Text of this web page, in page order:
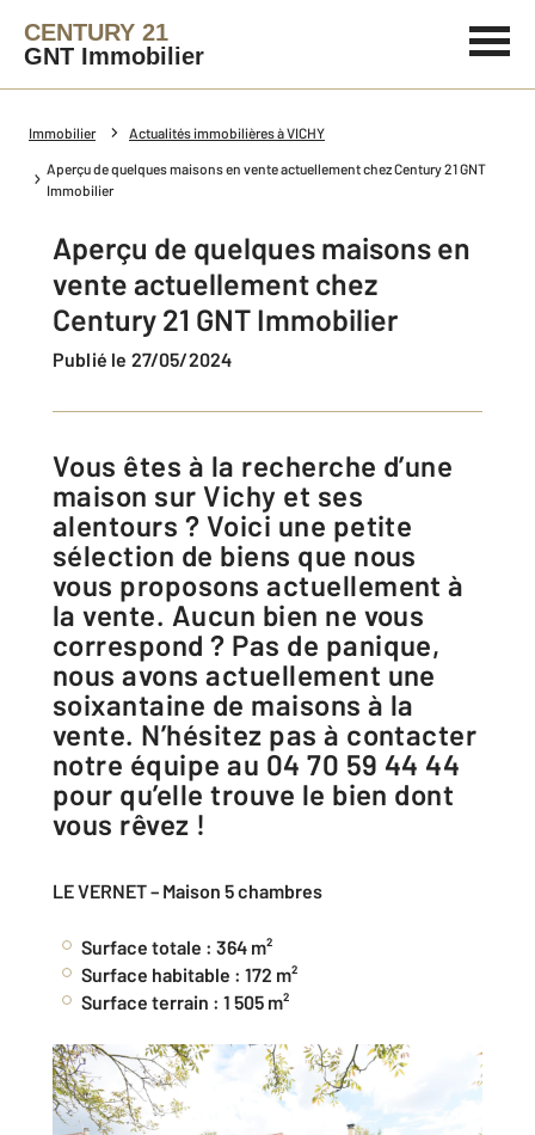
CENTURY 21
GNT Immobilier
Immobilier Actualités immobilières à VICHY
Aperçu de quelques maisons en vente actuellement chez Century 21 GNT
Immobilier
Aperçu de quelques maisons en
vente actuellement chez
Century 21 GNT Immobilier
Publié le 27/05/2024
Vous êtes à la recherche d’une
maison sur Vichy et ses
alentours ? Voici une petite
sélection de biens que nous
vous proposons actuellement à
la vente. Aucun bien ne vous
correspond ? Pas de panique,
nous avons actuellement une
soixantaine de maisons à la
vente. N’hésitez pas à contacter
notre équipe au 04 70 59 44 44
pour qu’elle trouve le bien dont
vous rêvez !
LE VERNET – Maison 5 chambres
Surface totale : 364 m²
Surface habitable : 172 m²
Surface terrain : 1 505 m²